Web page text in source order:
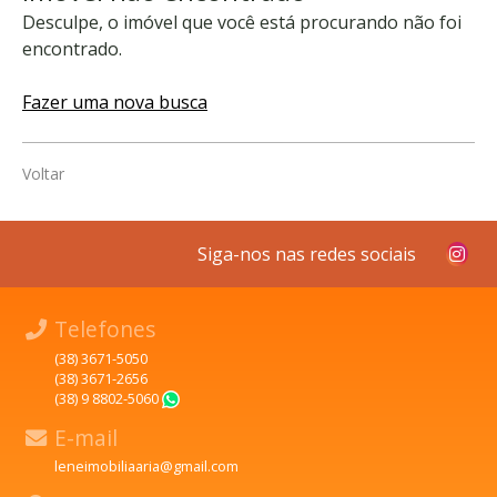
Desculpe, o imóvel que você está procurando não foi
encontrado.
Fazer uma nova busca
Voltar
Siga-nos nas redes sociais
Telefones
(38) 3671-5050
(38) 3671-2656
(38) 9 8802-5060
E-mail
leneimobiliaaria@gmail.com